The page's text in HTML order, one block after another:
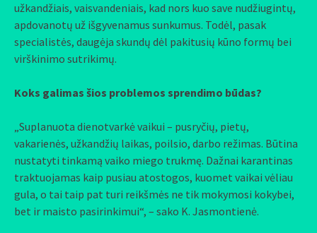
užkandžiais, vaisvandeniais, kad nors kuo save nudžiugintų,
apdovanotų už išgyvenamus sunkumus. Todėl, pasak
specialistės, daugėja skundų dėl pakitusių kūno formų bei
virškinimo sutrikimų.
Koks galimas šios problemos sprendimo būdas?
„Suplanuota dienotvarkė vaikui – pusryčių, pietų,
vakarienės, užkandžių laikas, poilsio, darbo režimas. Būtina
nustatyti tinkamą vaiko miego trukmę. Dažnai karantinas
traktuojamas kaip pusiau atostogos, kuomet vaikai vėliau
gula, o tai taip pat turi reikšmės ne tik mokymosi kokybei,
bet ir maisto pasirinkimui“, – sako K. Jasmontienė.